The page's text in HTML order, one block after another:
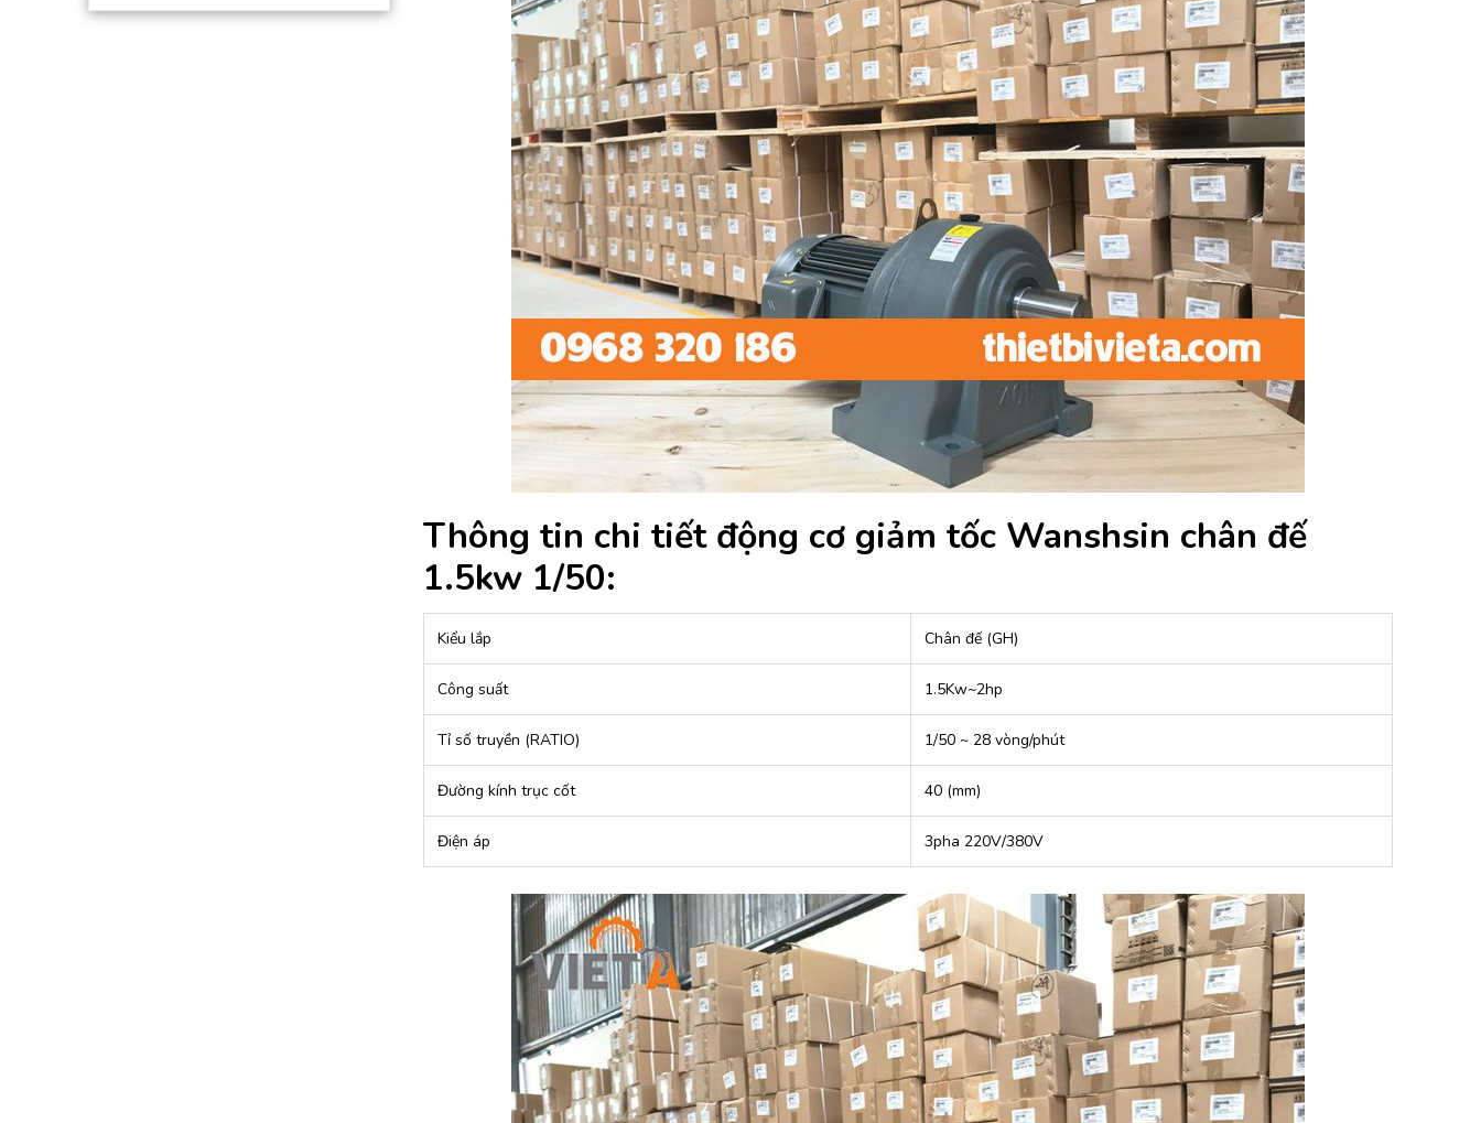
Thông tin chi tiết động cơ giảm tốc Wanshsin chân đế
1.5kw 1/50:
Kiểu lắp Chân đế (GH)
Công suất 1.5Kw~2hp
Tỉ số truyền (RATIO) 1/50 ~ 28 vòng/phút
Đường kính trục cốt 40 (mm)
Điện áp 3pha 220V/380V